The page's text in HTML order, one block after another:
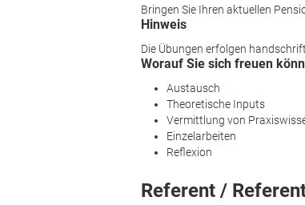
Bringen Sie Ihren aktuellen
Hinweis
Die Übungen erfolgen
Worauf Sie sich freuen
Austausch
Theoretische Inputs
Vermittlung von
Einzelarbeiten
Reflexion
Referent /